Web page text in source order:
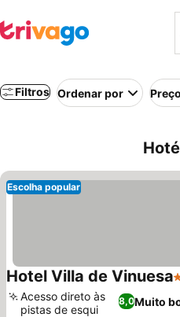
Filtros Ordenar por Preço
Escolha popular
Hotel Villa de Vinuesa
8,0Muito
Acesso direto às
pistas de esqui